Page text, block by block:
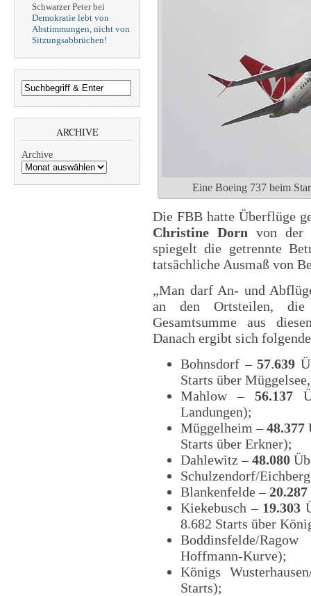
Schwarzer Peterbei
Demokratie lebt von
Abstimmungen, nicht von
Sitzungsabbrüchen!
ARCHIVE
Archive
Eine Boeing 737 beim
Die FBB hatte Überflüge
Christine Dorn von der
spiegelt die getrennte
tatsächliche Ausmaß von
„Man darf An- und
an den Ortsteilen,
Gesamtsumme aus
Danach ergibt sich
Bohnsdorf –57.639
Starts über
Mahlow – 56.137
Landungen);
Müggelheim –48.377
Starts über Erkner);
Dahlewitz –48.080
Schulzendorf/
Blankenfelde –20.287
Kiekebusch – 19.303
8.682 Starts über
Boddinsfelde/
Hoffmann-Kurve);
Königs
Starts);